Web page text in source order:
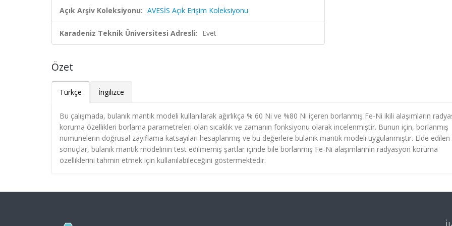
Açık Arşiv Koleksiyonu: AVESİS Açık Erişim Koleksiyonu
Karadeniz Teknik Üniversitesi Adresli: Evet
Özet
Türkçe İngilizce
Bu çalışmada, bulanık mantık modeli kullanılarak ağırlıkça % 60 Ni ve %80 Ni içeren borlanmış Fe-Ni ikili alaşımların
koruma özellikleri borlama parametreleri olan sıcaklık ve zamanın fonksiyonu olarak incelenmiştir. Bunun için, borlanmış
numunelerin doğrusal zayıflama katsayıları hesaplanmış ve bu değerlere bulanık mantık modeli uygulanmıştır. Elde edilen
sonuçlar, bulanık mantık modelinin test edilmemiş şartlar içinde bile borlanmış Fe-Ni alaşımlarının radyasyon koruma
özelliklerini tahmin etmek için kullanılabileceğini göstermektedir.